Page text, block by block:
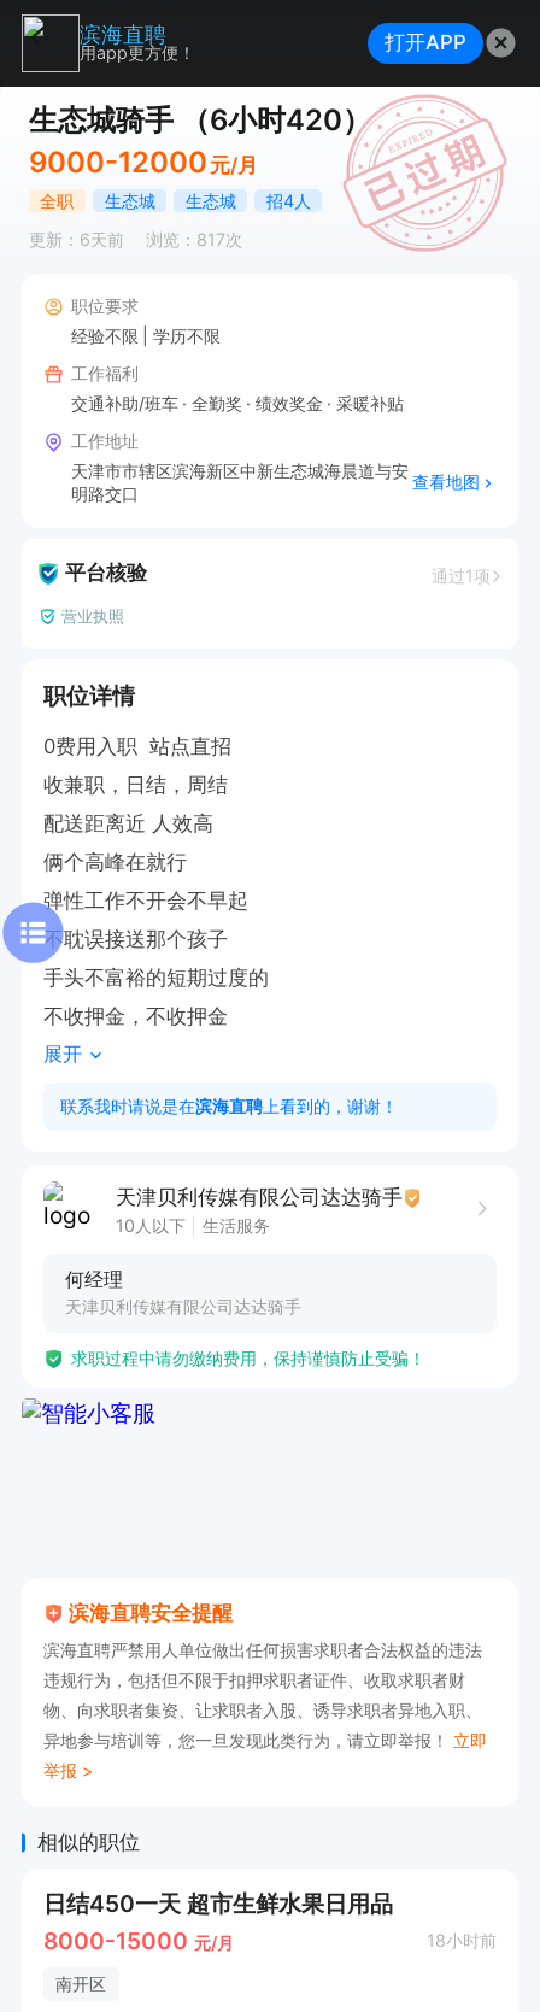
生态城骑手 （6小时420）
9000-12000 元/月
全职 生态城 生态城
招4人
更新：6天前
浏览：817次
职位要求
经验不限
学历不限
工作福利
交通补助/班车
全勤奖 绩效奖金
采暖补贴
工作地址
天津市市辖区滨海新区中新生态城海晨道与安
明路交口
查看地图
平台核验 通过1项
营业执照
职位详情
0费用入职  站点直招
收兼职，日结，周结
配送距离近 人效高
俩个高峰在就行
弹性工作不开会不早起
不耽误接送那个孩子
手头不富裕的短期过度的
不收押金，不收押金
展开
联系我时请说是在滨海直聘 上看到的，谢谢！
天津贝利传媒有限公司达达骑手
10人以下 生活服务
何经理
天津贝利传媒有限公司达达骑手
求职过程中请勿缴纳费用，保持谨慎防止受骗！
滨海直聘安全提醒
滨海直聘严禁用人单位做出任何损害求职者合法权益的违法
违规行为，包括但不限于扣押求职者证件、收取求职者财
物、向求职者集资、让求职者入股、诱导求职者异地入职、
异地参与培训等，您一旦发现此类行为，请立即举报！ 立即
举报 >
相似的职位
日结450一天 超市生鲜水果日用品
8000-15000 元/月 18小时前
南开区
滨海直聘
用app更方便！ 打开APP